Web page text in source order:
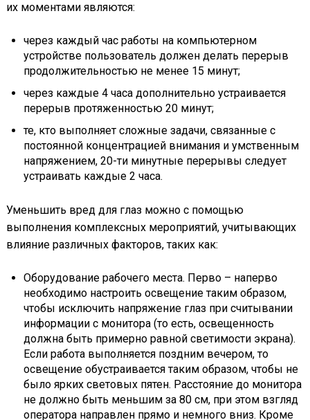
их моментами являются:
через каждый час работы на компьютерном
устройстве пользователь должен делать перерыв
продолжительностью не менее 15 минут;
через каждые 4 часа дополнительно устраивается
перерыв протяженностью 20 минут;
те, кто выполняет сложные задачи, связанные с
постоянной концентрацией внимания и умственным
напряжением, 20-ти минутные перерывы следует
устраивать каждые 2 часа.
Уменьшить вред для глаз можно с помощью
выполнения комплексных мероприятий, учитывающих
влияние различных факторов, таких как:
Оборудование рабочего места. Перво – наперво
необходимо настроить освещение таким образом,
чтобы исключить напряжение глаз при считывании
информации с монитора (то есть, освещенность
должна быть примерно равной светимости экрана).
Если работа выполняется поздним вечером, то
освещение обустраивается таким образом, чтобы не
было ярких световых пятен. Расстояние до монитора
не должно быть меньшим за 80 см, при этом взгляд
оператора направлен прямо и немного вниз. Кроме